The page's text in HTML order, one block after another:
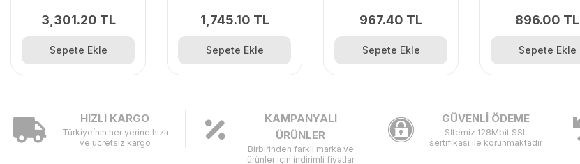
3,301.20 TL
Sepete Ekle
1,745.10 TL
Sepete Ekle
967.40 TL
Sepete Ekle
896.00 TL
Sepete Ekle
HIZLI KARGO
Türkiye’nin her yerine hızlı
ve ücretsiz kargo
KAMPANYALI
ÜRÜNLER
Birbirinden farklı marka ve
ürünler için indirimli fiyatlar
GÜVENLİ ÖDEME
Sİtemiz 128Mbit SSL
sertifikası ile korunmaktadır